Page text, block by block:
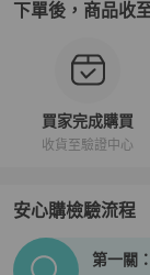
下單後，商品收
買家完成購買
收貨至驗證中心
安心購檢驗流程
PopChill拍拍圈
第一關